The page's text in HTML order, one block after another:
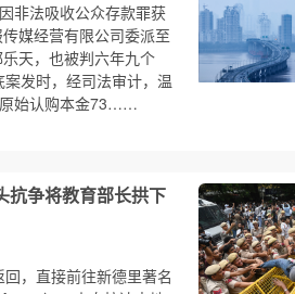
非法吸收公众存款罪获
媒经营有限公司委派至
天，也被判六年九个
发时，经司法审计，温
始认购本金73……
抗争将教育部长拱下
，直接前往新德里著名